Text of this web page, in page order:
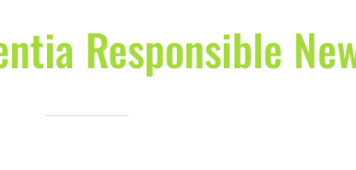
Responsible